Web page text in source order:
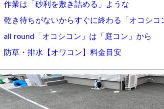
作業は「砂利を敷き詰める」ような
乾き待ちがないからすぐに終わる「オコシコ
all round「オコシコン」は「庭コン」から
防草・排水【オワコン】料金目安